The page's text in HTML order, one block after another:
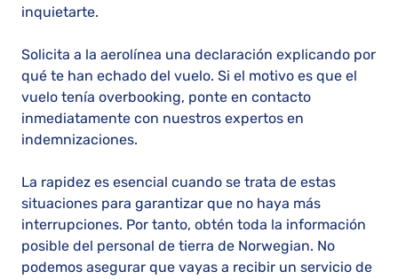
inquietarte.
Solicita a la aerolínea una declaración explicando por
qué te han echado del vuelo. Si el motivo es que el
vuelo tenía overbooking, ponte en contacto
inmediatamente con nuestros expertos en
indemnizaciones.
La rapidez es esencial cuando se trata de estas
situaciones para garantizar que no haya más
interrupciones. Por tanto, obtén toda la información
posible del personal de tierra de Norwegian. No
podemos asegurar que vayas a recibir un servicio de